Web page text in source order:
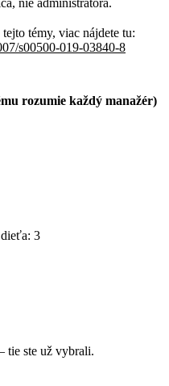
témy, viac nájdete tu:
s00500-019-03840-8
rozumie každý manažér)
3
tie ste už vybrali.